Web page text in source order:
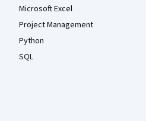
Microsoft Excel
Project Management
Python
SQL